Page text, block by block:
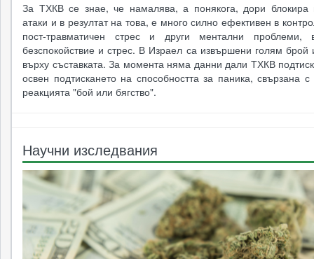
За ТХКВ се знае, че намалява, а понякога, дори блокира
атаки и в резултат на това, е много силно ефективен в
пост-травматичен стрес и други ментални проблеми,
безспокойствие и стрес. В Израел са извършени голям брой
върху съставката. За момента няма данни дали ТХКВ
освен подтискането на способността за паника, свързана
реакцията "бой или бягство".
Научни изследвания